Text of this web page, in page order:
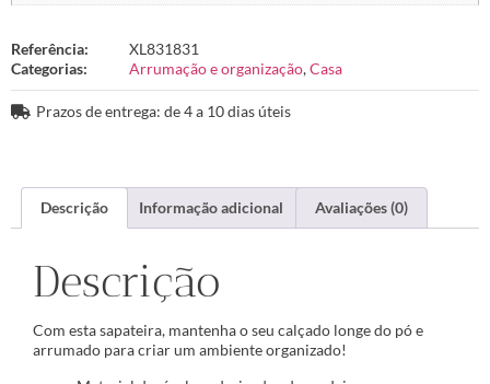
Referência:
XL831831
Categorias:
Arrumação e organização,Casa
Prazos de entrega: de 4 a 10 dias úteis
Descrição Informação adicional Avaliações (0)
Descrição
Com esta sapateira, mantenha o seu calçado longe do pó e
arrumado para criar um ambiente organizado!